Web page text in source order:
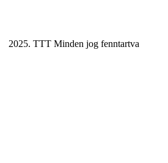
2025. TTT Minden jog fenntartva